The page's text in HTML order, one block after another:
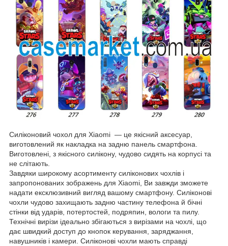
Силіконовий чохол для Xiaomi — це якісний аксесуар,
виготовлений як накладка на задню панель смартфона.
Виготовлені, з якісного силікону, чудово сидять на корпусі та
не слітають.
Завдяки широкому асортименту силіконових чохлів і
запропонованих зображень для Xiaomi, Ви завжди зможете
надати ексклюзивний вигляд вашому смартфону. Силіконові
чохли чудово захищають задню частину телефона й бічні
стінки від ударів, потертостей, подряпин, вологи та пилу.
Технічні вирізи ідеально збігаються з вирізами на чохлі, що
дає швидкий доступ до кнопок керування, заряджання,
навушників і камери. Силіконові чохли мають справді